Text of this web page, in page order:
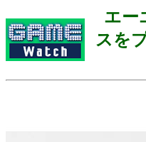
エー
スを